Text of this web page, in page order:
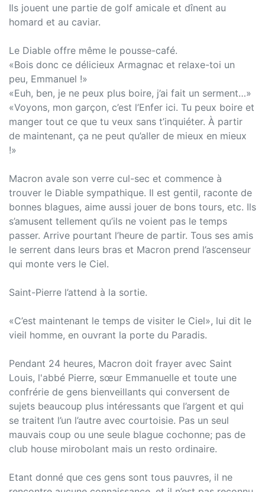
Ils jouent une partie de golf amicale et dînent au
homard et au caviar.
Le Diable offre même le pousse-café.
«Bois donc ce délicieux Armagnac et relaxe-toi un
peu, Emmanuel !»
«Euh, ben, je ne peux plus boire, j’ai fait un serment…»
«Voyons, mon garçon, c’est l’Enfer ici. Tu peux boire et
manger tout ce que tu veux sans t’inquiéter. À partir
de maintenant, ça ne peut qu’aller de mieux en mieux
!»
Macron avale son verre cul-sec et commence à
trouver le Diable sympathique. Il est gentil, raconte de
bonnes blagues, aime aussi jouer de bons tours, etc. Ils
s’amusent tellement qu’ils ne voient pas le temps
passer. Arrive pourtant l’heure de partir. Tous ses amis
le serrent dans leurs bras et Macron prend l’ascenseur
qui monte vers le Ciel.
Saint-Pierre l’attend à la sortie.
«C’est maintenant le temps de visiter le Ciel», lui dit le
vieil homme, en ouvrant la porte du Paradis.
Pendant 24 heures, Macron doit frayer avec Saint
Louis, l'abbé Pierre, sœur Emmanuelle et toute une
confrérie de gens bienveillants qui conversent de
sujets beaucoup plus intéressants que l’argent et qui
se traitent l’un l’autre avec courtoisie. Pas un seul
mauvais coup ou une seule blague cochonne; pas de
club house mirobolant mais un resto ordinaire.
Etant donné que ces gens sont tous pauvres, il ne